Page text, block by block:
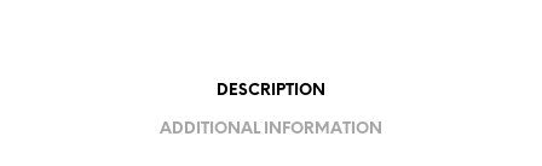
DESCRIPTION
ADDITIONAL INFORMATION